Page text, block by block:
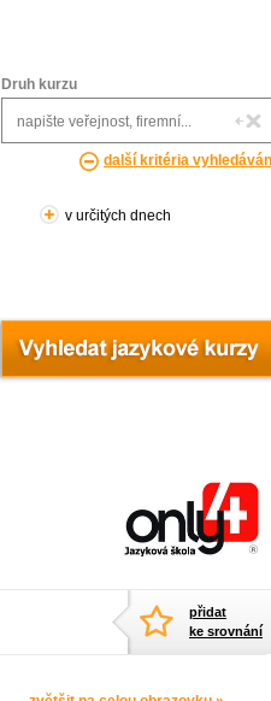
Druh kurzu
další kritéria
v určitých dnech
přidat
ke srovnání